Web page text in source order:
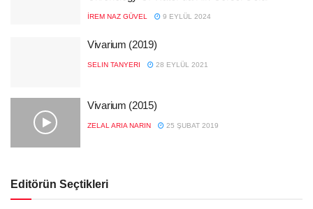
İREM NAZ GÜVEL 9 EYLÜL 2024
Vivarium (2019)
SELIN TANYERI 28 EYLÜL 2021
Vivarium (2015)
ZELAL ARIA NARIN 25 ŞUBAT 2019
Editörün Seçtikleri